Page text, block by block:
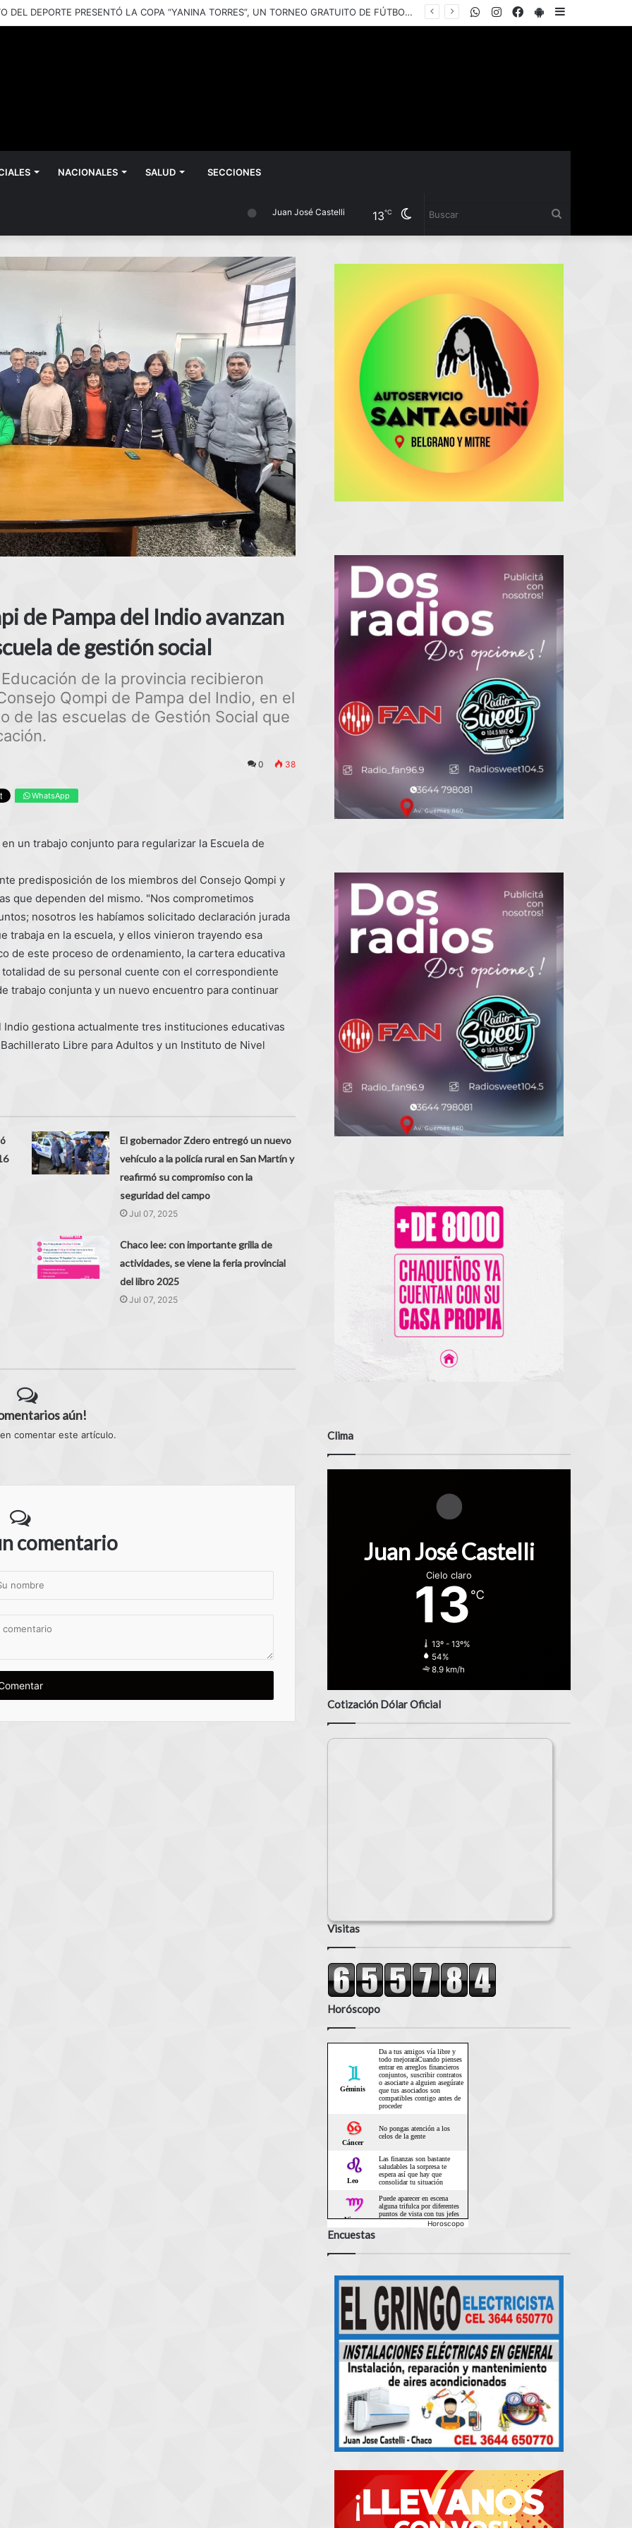
EL INSTITUTO DEL DEPORTE PRESENTÓ LA COPA “YANINA TORRES”, UN TORNEO GRATUITO DE FÚTBOL 5 FEMENINO PARA JUGADORAS AMATEURS PlayStore
Facebook
Instagram
WhatsApp
NACIONALES SALUD SECCIONES
Cambiar
Juan José Castelli 13℃
de Pampa del Indio avanzan
de gestión social
de la provincia recibieron
Qompi de Pampa del Indio, en el
de las escuelas de Gestión Social que
0 38
WhatsApp
un trabajo conjunto para regularizar la Escuela de
predisposición de los miembros del Consejo Qompi y
que dependen del mismo. "Nos comprometimos
nosotros les habíamos solicitado declaración jurada
trabaja en la escuela, y ellos vinieron trayendo esa
de este proceso de ordenamiento, la cartera educativa
de su personal cuente con el correspondiente
trabajo conjunta y un nuevo encuentro para continuar
gestiona actualmente tres instituciones educativas
Libre para Adultos y un Instituto de Nivel
El gobernador Zdero entregó un nuevo
vehículo a la policía rural en San Martín y
reafirmó su compromiso con la
seguridad del campo
Jul 07, 2025
Chaco lee: con importante grilla de
actividades, se viene la feria provincial
del libro 2025
Jul 07, 2025
aún!
comentar este artículo.
comentario
Clima
Juan José Castelli
Cielo claro
13 ℃
13º - 13º%
54%
8.9 km/h
Cotización Dólar Oficial
Visitas
Horóscopo
Horoscopo
Encuestas